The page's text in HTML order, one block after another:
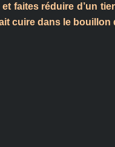
faites réduire d’un
cuire dans le bouillon